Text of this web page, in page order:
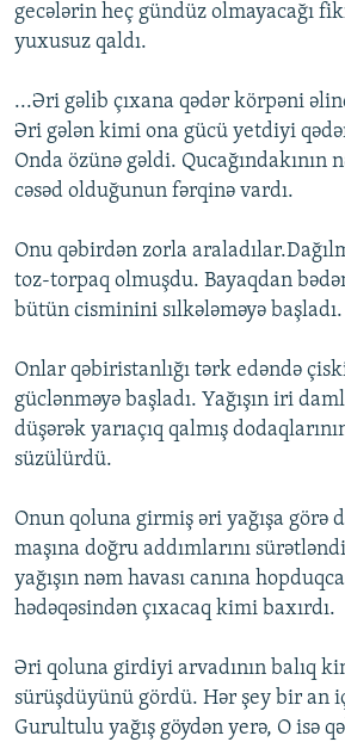
gecələrin heç gündüz olmayacağı
yuxusuz qaldı.
...Əri gəlib çıxana qədər körpəni
Əri gələn kimi ona gücü yetdiyi
Onda özünə gəldi. Qucağındakının
cəsəd olduğunun fərqinə vardı.
Onu qəbirdən zorla
toz-torpaq olmuşdu. Bayaqdan
bütün cisminini sılkələməyə başladı.
Onlar qəbiristanlığı tərk edəndə
güclənməyə başladı. Yağışın iri
düşərək yarıaçıq qalmış
süzülürdü.
Onun qoluna girmiş əri yağışa görə
maşına doğru addımlarını
yağışın nəm havası canına
hədəqəsindən çıxacaq kimi baxırdı.
Əri qoluna girdiyi arvadının balıq
sürüşdüyünü gördü. Hər şey bir an
Gurultulu yağış göydən yerə, O isə